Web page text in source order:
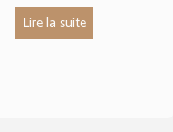
Lire la suite